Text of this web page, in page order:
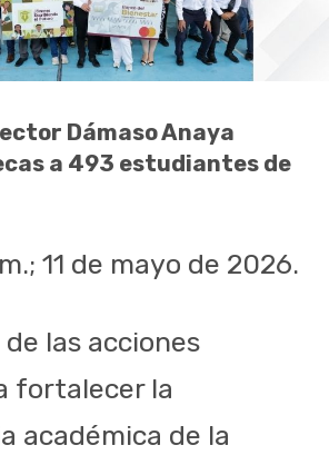
Dámaso Anaya
a 493 estudiantes de
11 de mayo de 2026.
las acciones
fortalecer la
académica de la